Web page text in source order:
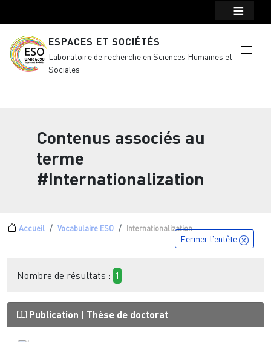
ESPACES ET SOCIÉTÉS
Laboratoire de recherche en Sciences Humaines et
Sociales
Contenus associés au
terme
#Internationalization
Fil d'Ariane
Accueil Vocabulaire ESO Internationalization
Fermer l'entête
Nombre de résultats : 1
Publication Thèse de doctorat